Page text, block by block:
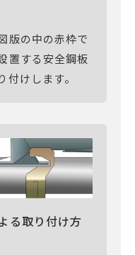
版の中の赤枠で
置する安全鋼板
けします。
る取り付け方